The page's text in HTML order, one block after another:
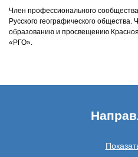
Член профессионального
Русского географического
образованию и просвещению
«РГО».